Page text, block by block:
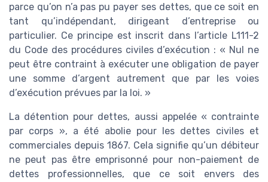
parce qu’on n’a pas pu payer ses dettes, que ce soit en
tant qu’indépendant, dirigeant d’entreprise ou
particulier. Ce principe est inscrit dans l’article L111-2
du Code des procédures civiles d’exécution : « Nul ne
peut être contraint à exécuter une obligation de payer
une somme d’argent autrement que par les voies
d’exécution prévues par la loi. »
La détention pour dettes, aussi appelée « contrainte
par corps », a été abolie pour les dettes civiles et
commerciales depuis 1867. Cela signifie qu’un débiteur
ne peut pas être emprisonné pour non-paiement de
dettes professionnelles, que ce soit envers des